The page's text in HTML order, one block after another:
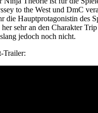
to the West und DmC
die Hauptprotagonistin des
sehr an den Charakter
jedoch noch nicht.
Trailer: